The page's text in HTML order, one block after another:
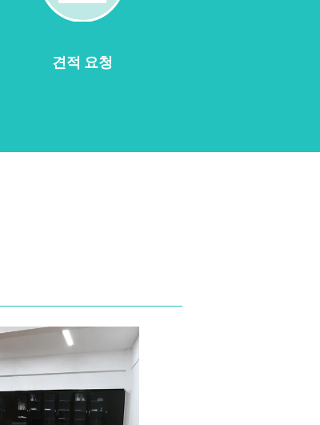
견적 요청